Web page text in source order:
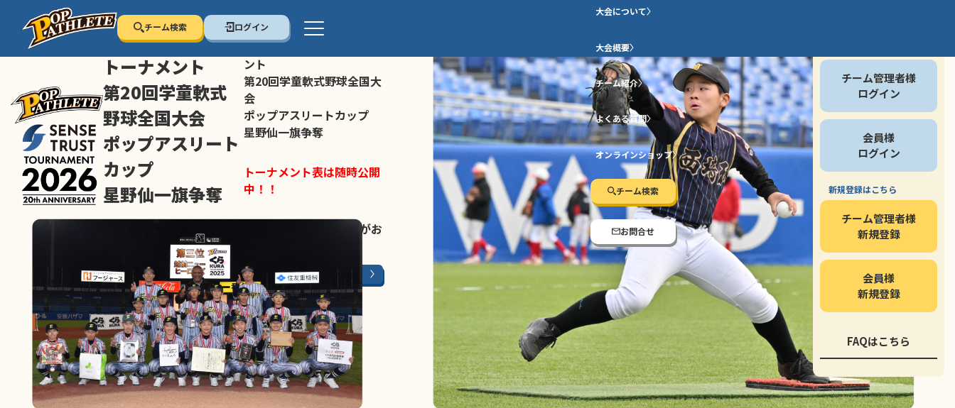
チーム検索 ログイン
大会について
大会概要
チーム紹介
よくある質問
オンラインショップ
チーム検索
お問合せ
センス・トラスト
トーナメント
第20回学童軟式
野球全国大会
ポップアスリート
カップ
星野仙一旗争奪
トーナメント表は随時公開
センス・トラストトーナメ
ント
第20回学童軟式野球全国大
会
ポップアスリートカップ
星野仙一旗争奪
トーナメント表は随時公開
中！！
がお
大会ページはこちら
チーム管理者様
ログイン
会員様
ログイン
新規登録はこちら
チーム管理者様
新規登録
会員様
新規登録
FAQはこちら